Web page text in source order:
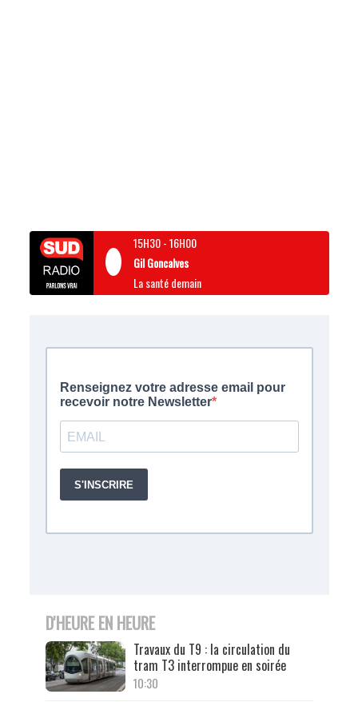
15H30-16H00
Gil Goncalves
La santé demain
D'HEURE EN HEURE
Travaux du T9 : la circulation du
tram T3 interrompue en soirée
10:30